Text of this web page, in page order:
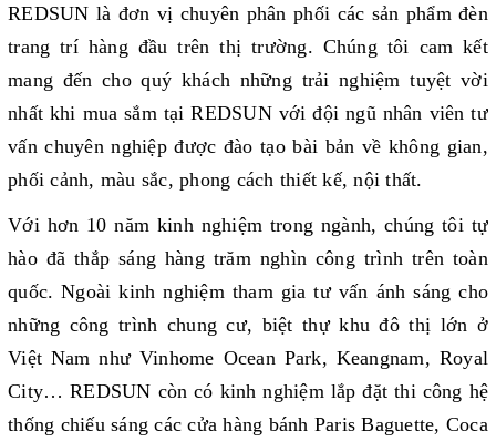
REDSUN là đơn vị chuyên phân phối các sản phẩm đèn
trang trí hàng đầu trên thị trường. Chúng tôi cam kết
mang đến cho quý khách những trải nghiệm tuyệt vời
nhất khi mua sắm tại REDSUN với đội ngũ nhân viên tư
vấn chuyên nghiệp được đào tạo bài bản về không gian,
phối cảnh, màu sắc, phong cách thiết kế, nội thất.
Với hơn 10 năm kinh nghiệm trong ngành, chúng tôi tự
hào đã thắp sáng hàng trăm nghìn công trình trên toàn
quốc. Ngoài kinh nghiệm tham gia tư vấn ánh sáng cho
những công trình chung cư, biệt thự khu đô thị lớn ở
Việt Nam như Vinhome Ocean Park, Keangnam, Royal
City… REDSUN còn có kinh nghiệm lắp đặt thi công hệ
thống chiếu sáng các cửa hàng bánh Paris Baguette, Coca